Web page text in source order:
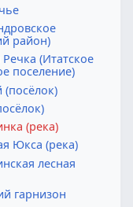
район)
(Итатское
поселение)
(река)
Юкса (река)
лесная
гарнизон